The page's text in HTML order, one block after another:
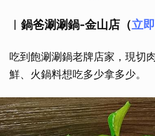
︱鍋爸涮涮鍋-金山店（立
吃到飽涮涮鍋老牌店家，現切
鮮、火鍋料想吃多少拿多少。